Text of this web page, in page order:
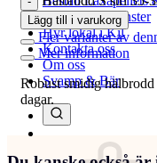
Entreprenadtjänster
Hyr lokal i Kil
Kontakta oss
Om oss
Svamp & Bär
Lägg till i varukorg
Fler varianter av
Mer information
Robust smidig
dagar.